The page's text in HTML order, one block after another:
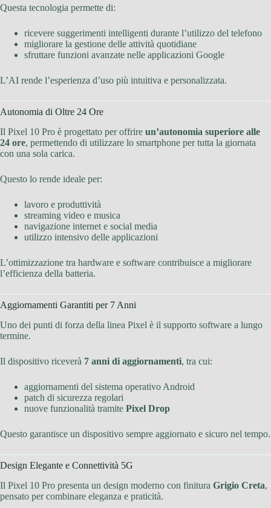
Questa tecnologia permette di:
ricevere suggerimenti intelligenti durante l’utilizzo del telefono
migliorare la gestione delle attività quotidiane
sfruttare funzioni avanzate nelle applicazioni Google
L’AI rende l’esperienza d’uso più intuitiva e personalizzata.
Autonomia di Oltre 24 Ore
Il Pixel 10 Pro è progettato per offrire un’autonomia superiore alle
24 ore, permettendo di utilizzare lo smartphone per tutta la giornata
con una sola carica.
Questo lo rende ideale per:
lavoro e produttività
streaming video e musica
navigazione internet e social media
utilizzo intensivo delle applicazioni
L’ottimizzazione tra hardware e software contribuisce a migliorare
l’efficienza della batteria.
Aggiornamenti Garantiti per 7 Anni
Uno dei punti di forza della linea Pixel è il supporto software a lungo
termine.
Il dispositivo riceverà 7 anni di aggiornamenti, tra cui:
aggiornamenti del sistema operativo Android
patch di sicurezza regolari
nuove funzionalità tramite Pixel Drop
Questo garantisce un dispositivo sempre aggiornato e sicuro nel tempo.
Design Elegante e Connettività 5G
Il Pixel 10 Pro presenta un design moderno con finitura Grigio Creta,
pensato per combinare eleganza e praticità.